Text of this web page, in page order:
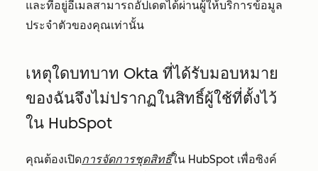
และที่อยู่อีเมลสามารถอัปเดตได้ผ่านผู้ให้บริการข้อมูล
ประจำตัวของคุณเท่านั้น
เหตุใดบทบาท Okta ที่ได้รับมอบหมาย
ของฉันจึงไม่ปรากฏในสิทธิ์ผู้ใช้ที่ตั้งไว้
ใน HubSpot
คุณต้องเปิดการจัดการชุดสิทธิ์ใน HubSpot เพื่อซิงค์